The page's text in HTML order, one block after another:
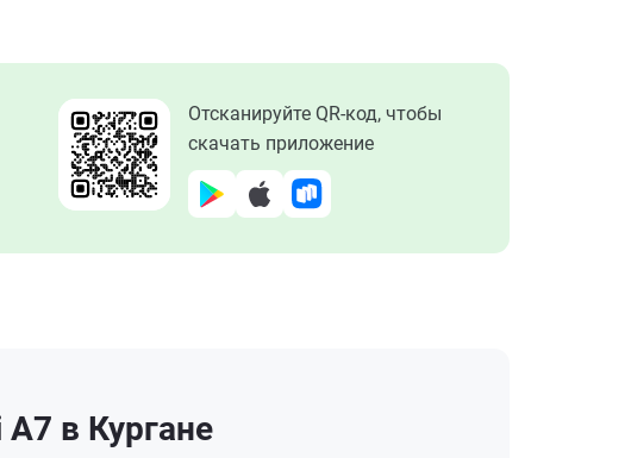
Отсканируйте QR-код, чтобы
скачать приложение
в Кургане